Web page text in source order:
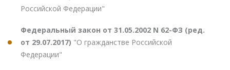
Российской Федерации"
Федеральный закон от 31.05.2002 N 62-ФЗ (ред.
от 29.07.2017) "О гражданстве Российской
Федерации"